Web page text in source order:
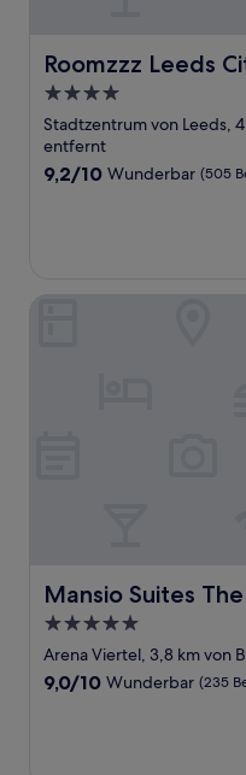
Roomzzz Leeds
Roomzzz Leeds City
4.0-
Sterne-
Unterkunft
Stadtzentrum von Leeds,
entfernt
9.2
9,2/10 Wunderbar (505
Mansio Suites
Mansio Suites The
5.0-
Sterne-
Unterkunft
Arena Viertel, 3,8 km von
9.0
9,0/10 Wunderbar (235